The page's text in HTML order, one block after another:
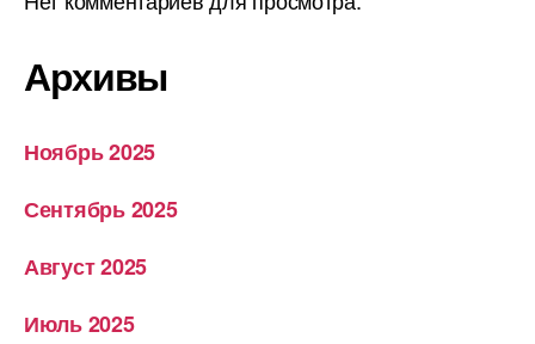
Архивы
Ноябрь 2025
Сентябрь 2025
Август 2025
Июль 2025